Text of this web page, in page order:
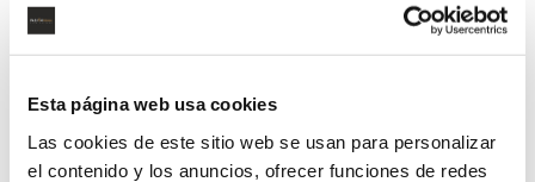
Esta página web usa cookies
Las cookies de este sitio web se usan para personalizar
el contenido y los anuncios, ofrecer funciones de redes